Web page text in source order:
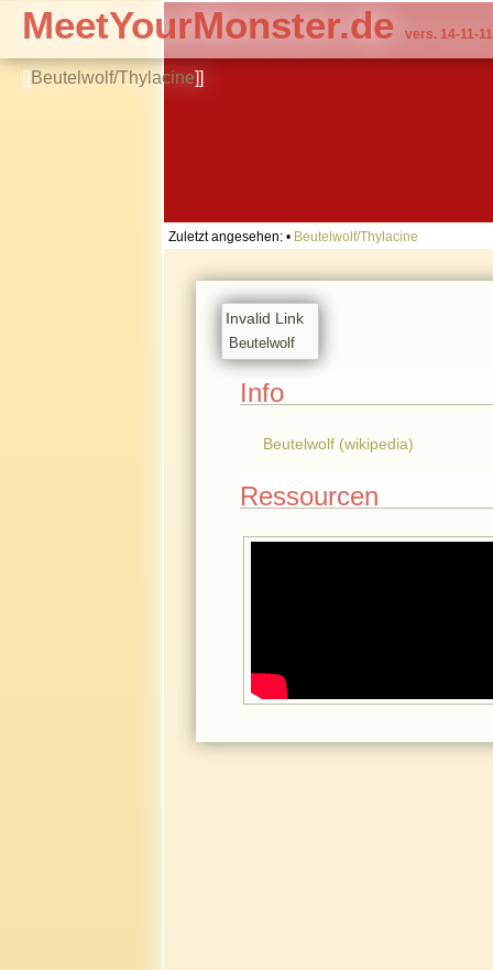
[[Beutelwolf/Thylacine]]
MeetYourMonster.de vers. 14-11-11
Zuletzt angesehen: • Beutelwolf/Thylacine
Invalid Link
Beutelwolf
Info
Beutelwolf (wikipedia)
Ressourcen